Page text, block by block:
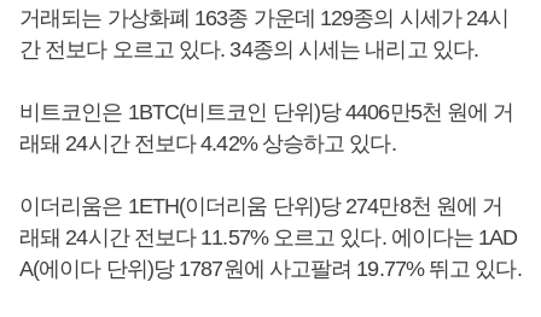
거래되는 가상화폐 163종 가운데 129종의 시세가 24시
간 전보다 오르고 있다. 34종의 시세는 내리고 있다.
비트코인은 1BTC(비트코인 단위)당 4406만5천 원에 거
래돼 24시간 전보다 4.42% 상승하고 있다.
이더리움은 1ETH(이더리움 단위)당 274만8천 원에 거
래돼 24시간 전보다 11.57% 오르고 있다. 에이다는 1AD
A(에이다 단위)당 1787원에 사고팔려 19.77% 뛰고 있다.